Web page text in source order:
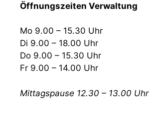
Öffnungszeiten Verwaltung
Mo 9.00 – 15.30 Uhr
Di 9.00 – 18.00 Uhr
Do 9.00 – 15.30 Uhr
Fr 9.00 – 14.00 Uhr
Mittagspause 12.30 – 13.00 Uhr